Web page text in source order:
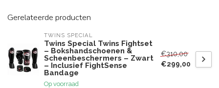
Gerelateerde producten
TWINS SPECIAL
Twins Special Twins Fightset
– Bokshandschoenen &
Scheenbeschermers – Zwart
– Inclusief FightSense
Bandage
Op voorraad
€310,00
€299,00